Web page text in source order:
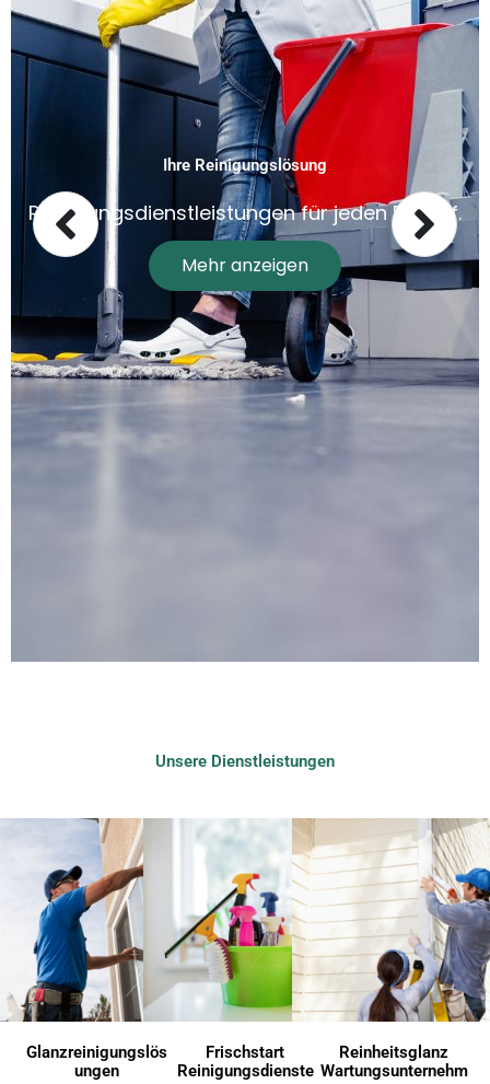
Ihre Reinigungslösung
Reinigungsdienstleistungen für jeden Bedarf.
Mehr anzeigen
Unsere Dienstleistungen
Glanzreinigungslös
ungen
Frischstart
Reinigungsdienste
Reinheitsglanz
Wartungsunternehm